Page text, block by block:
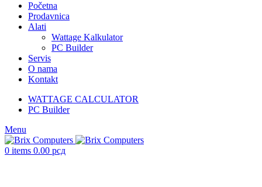
Početna
Prodavnica
Alati
Wattage Kalkulator
PC Builder
Servis
O nama
Kontakt
WATTAGE CALCULATOR
PC Builder
Menu
0 items 0.00 рсд